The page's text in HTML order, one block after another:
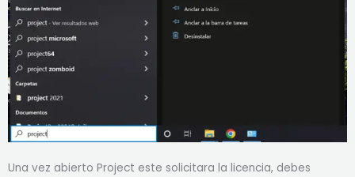
Una vez abierto Project este solicitara la licencia, debes